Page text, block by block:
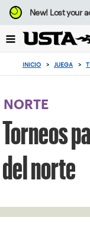
Enfoque
desde
botón
volver
principio
New!Lost your
0
artículos
en
carrito
INICIO > JUEGA >
NORTE
Torneos
del norte